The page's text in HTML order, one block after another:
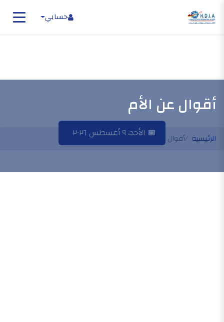
حسابي
أقوال عن الأم
📅 الأحد، ٩ أغسطس ٢٠٢٦ الرئيسية أقوال عن الأم